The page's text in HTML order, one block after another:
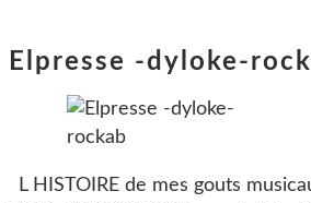
Elpresse -dyloke-
L HISTOIRE de mes gouts